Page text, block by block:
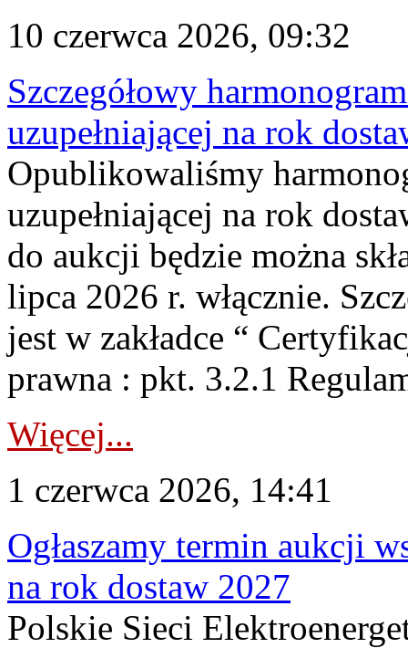
10 czerwca 2026, 09:32
Szczegółowy
uzupełniającej na rok
Opublikowaliśmy
uzupełniającej na rok
do aukcji będzie można
lipca 2026 r. włącznie.
jest w zakładce “
prawna : pkt. 3.2.1
Więcej...
1 czerwca 2026, 14:41
Ogłaszamy termin aukcji
na rok dostaw 2027
Polskie Sieci